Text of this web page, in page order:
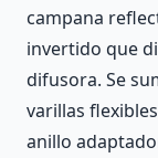
campana
invertido que
difusora. Se
varillas
anillo